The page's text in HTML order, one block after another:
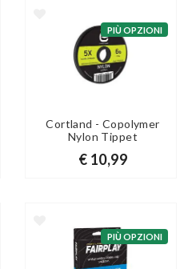
PIÙ OPZIONI
Cortland - Copolymer
Nylon Tippet
€ 10,99
PIÙ OPZIONI